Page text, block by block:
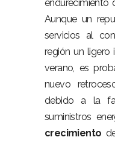
endurecimiento
Aunque un
servicios al
región un ligero
verano, es
nuevo
debido a la
suministros
crecimiento